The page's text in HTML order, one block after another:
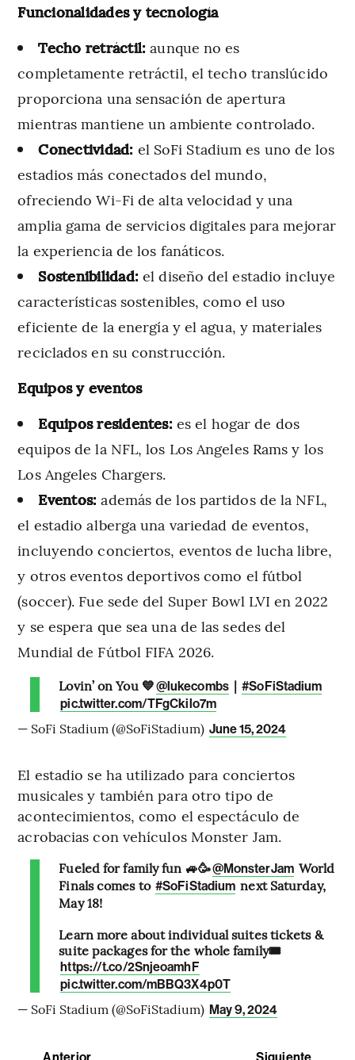
Funcionalidades y tecnología
Techo retráctil: aunque no es
completamente retráctil, el techo translúcido
proporciona una sensación de apertura
mientras mantiene un ambiente controlado.
Conectividad: el SoFi Stadium es uno de los
estadios más conectados del mundo,
ofreciendo Wi-Fi de alta velocidad y una
amplia gama de servicios digitales para mejorar
la experiencia de los fanáticos.
Sostenibilidad: el diseño del estadio incluye
características sostenibles, como el uso
eficiente de la energía y el agua, y materiales
reciclados en su construcción.
Equipos y eventos
Equipos residentes: es el hogar de dos
equipos de la NFL, los Los Angeles Rams y los
Los Angeles Chargers.
Eventos: además de los partidos de la NFL,
el estadio alberga una variedad de eventos,
incluyendo conciertos, eventos de lucha libre,
y otros eventos deportivos como el fútbol
(soccer). Fue sede del Super Bowl LVI en 2022
y se espera que sea una de las sedes del
Mundial de Fútbol FIFA 2026.
Lovin’ on You 💙@lukecombs | #SoFiStadium
pic.twitter.com/TFgCkilo7m
— SoFi Stadium (@SoFiStadium) June 15, 2024
El estadio se ha utilizado para conciertos
musicales y también para otro tipo de
acontecimientos, como el espectáculo de
acrobacias con vehículos Monster Jam.
Fueled for family fun 🚙🥳@MonsterJam World
Finals comes to #SoFiStadium next Saturday,
May 18!
Learn more about individual suites tickets &
suite packages for the whole family🎟️
https://t.co/2SnjeoamhF
pic.twitter.com/mBBQ3X4p0T
— SoFi Stadium (@SoFiStadium) May 9, 2024